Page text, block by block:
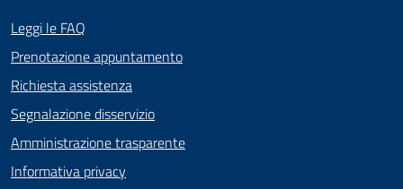
Leggi le FAQ
Prenotazione appuntamento
Richiesta assistenza
Segnalazione disservizio
Amministrazione trasparente
Informativa privacy